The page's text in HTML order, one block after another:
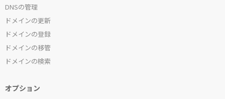
DNSの管理
ドメインの更新
ドメインの登録
ドメインの移管
ドメインの検索
オプション